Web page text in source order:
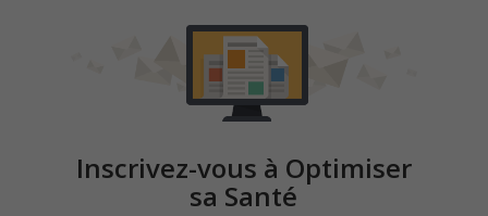
Inscrivez-vous à Optimiser
sa Santé